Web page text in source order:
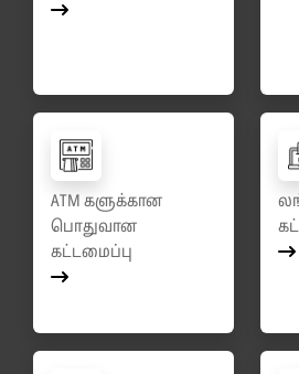
ATM களுக்கான
பொதுவான
கட்டமைப்பு